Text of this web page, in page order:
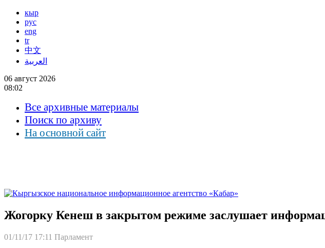
кыр
рус
eng
tr
中文
العربية
06 август 2026
08:02
Все архивные материалы
Поиск по архиву
На основной сайт
Жогорку Кенеш в закрытом режиме заслушает
01/11/17 17:11 Парламент